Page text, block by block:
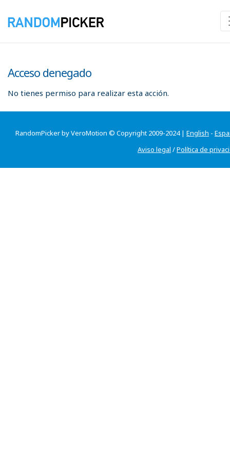
Acceso denegado
No tienes permiso para realizar esta acción.
RandomPicker by VeroMotion © Copyright 2009-2024 | English -
Aviso legal /Política de